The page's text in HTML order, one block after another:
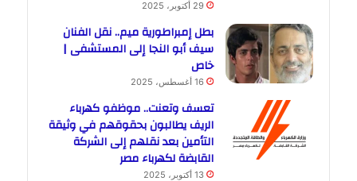
29 أكتوبر، 2025
بطل إمبراطورية ميم.. نقل الفنان
سيف أبو النجا إلى المستشفى |
خاص
16 أغسطس، 2025
تعسف وتعنت.. موظفو كهرباء
الريف يطالبون بحقوقهم في وثيقة
التأمين بعد نقلهم إلى الشركة
القابضة لكهرباء مصر
13 أكتوبر، 2025